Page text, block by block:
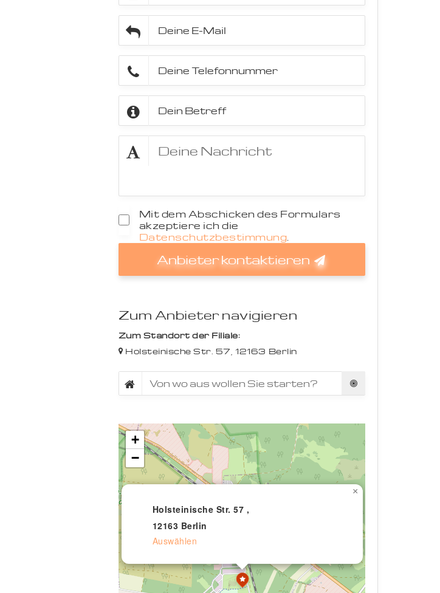
Mit dem Abschicken des Formulars
akzeptiere ich die
Datenschutzbestimmung.
Anbieter kontaktieren
Zum Anbieter navigieren
Zum Standort der Filiale:
Holsteinische Str. 57, 12163 Berlin
Holsteinische Str. 57 ,
12163 Berlin
Auswählen
×
+
−